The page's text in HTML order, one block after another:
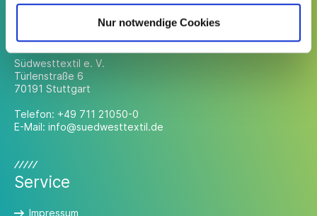
Nur notwendige Cookies
Südwesttextil e. V.
Türlenstraße 6
70191 Stuttgart
Telefon: +49 711 21050-0
E-Mail: info@suedwesttextil.de
Service
Impressum